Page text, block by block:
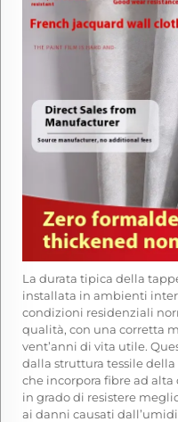
La durata tipica della
installata in ambienti
condizioni residenziali
qualità, con una corretta
vent’anni di vita utile.
dalla struttura tessile
che incorpora fibre ad
in grado di resistere
ai danni causati